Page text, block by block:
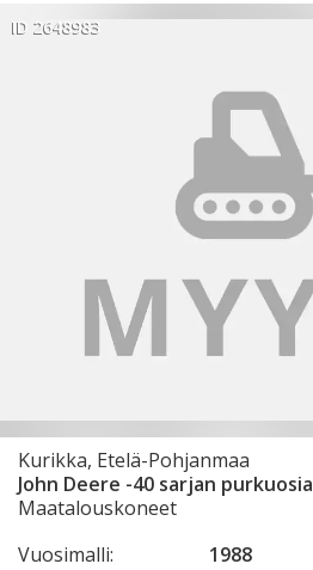
ID 2648983
Kurikka, Etelä-Pohjanmaa
John Deere -40 sarjan purkuosia
Maatalouskoneet
Vuosimalli:
1988